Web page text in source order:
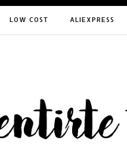
LOW COST ALIEXPRESS